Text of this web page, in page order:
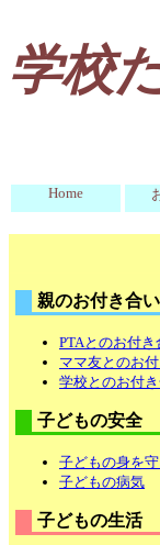
学校
Home
親のお付き合い
PTAとのお付き
ママ友とのお
学校とのお付
子どもの安全
子どもの身を
子どもの病気
子どもの生活